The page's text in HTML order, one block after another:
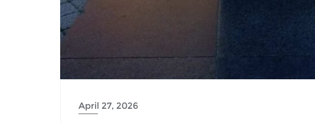
April 27, 2026